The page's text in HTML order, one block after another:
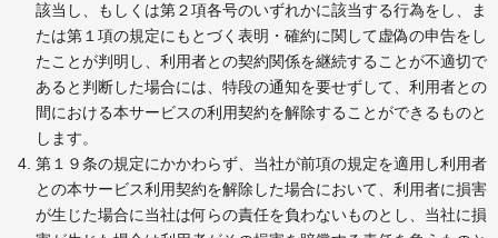
該当し、もしくは第２項各号のいずれかに該当する行為をし、ま
たは第１項の規定にもとづく表明・確約に関して虚偽の申告をし
たことが判明し、利用者との契約関係を継続することが不適切で
あると判断した場合には、特段の通知を要せずして、利用者との
間における本サービスの利用契約を解除することができるものと
します。
第１９条の規定にかかわらず、当社が前項の規定を適用し利用者
との本サービス利用契約を解除した場合において、利用者に損害
が生じた場合に当社は何らの責任を負わないものとし、当社に損